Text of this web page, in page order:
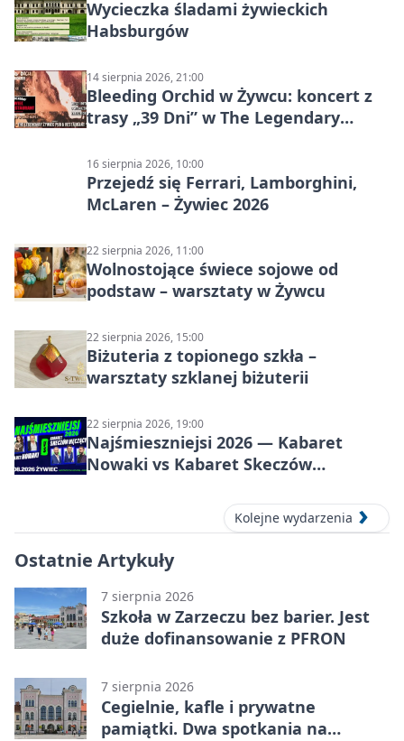
Wycieczka śladami żywieckich
Habsburgów
14 sierpnia 2026, 21:00
Bleeding Orchid w Żywcu: koncert z
trasy „39 Dni” w The Legendary
16 sierpnia 2026, 10:00
Przejedź się Ferrari, Lamborghini,
McLaren – Żywiec 2026
22 sierpnia 2026, 11:00
Wolnostojące świece sojowe od
podstaw – warsztaty w Żywcu
22 sierpnia 2026, 15:00
Biżuteria z topionego szkła –
warsztaty szklanej biżuterii
22 sierpnia 2026, 19:00
Najśmieszniejsi 2026 — Kabaret
Nowaki vs Kabaret Skeczów
Kolejne wydarzenia
Ostatnie Artykuły
7 sierpnia 2026
Szkoła w Zarzeczu bez barier. Jest
duże dofinansowanie z PFRON
7 sierpnia 2026
Cegielnie, kafle i prywatne
pamiątki. Dwa spotkania na